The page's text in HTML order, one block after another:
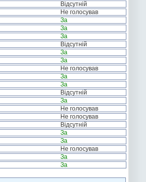
Відсутній
Не голосував
За
За
За
Відсутній
За
За
Не голосував
За
За
Відсутній
За
Не голосував
Не голосував
Відсутній
За
За
Не голосував
За
За